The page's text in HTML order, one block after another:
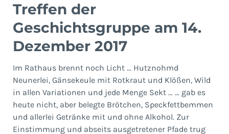
Treffen der
Geschichtsgruppe am 14.
Dezember 2017
Im Rathaus brennt noch Licht … Hutznohmd
Neunerlei, Gänsekeule mit Rotkraut und Klößen, Wild
in allen Variationen und jede Menge Sekt … … gab es
heute nicht, aber belegte Brötchen, Speckfettbemmen
und allerlei Getränke mit und ohne Alkohol. Zur
Einstimmung und abseits ausgetretener Pfade trug